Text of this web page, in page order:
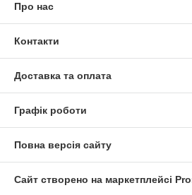
Про нас
Контакти
Доставка та оплата
Графік роботи
Повна версія сайту
Сайт створено на маркетплейсі